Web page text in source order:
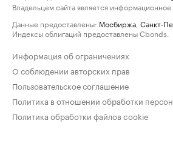
Владельцем сайта является информационное
Данные предоставлены: Мосбиржа Санкт-
Индексы облигаций предоставлены Cbonds.
Информация об ограничениях
О соблюдении авторских прав
Пользовательское соглашение
Политика в отношении обработки
Политика обработки файлов cookie